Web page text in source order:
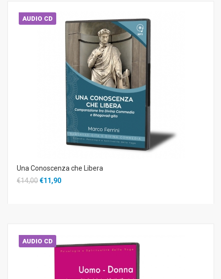
AUDIO CD
Una Conoscenza che Libera
€14,00€11,90
AUDIO CD